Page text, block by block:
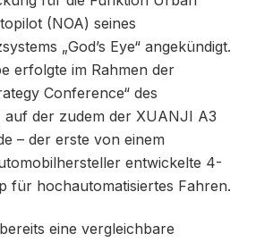
(NOA) seines
„God’s Eye“ angekündigt.
erfolgte im Rahmen der
Conference“ des
auf der zudem der XUANJI A3
– der erste von einem
entwickelte 4-
für hochautomatisiertes Fahren.
eine vergleichbare